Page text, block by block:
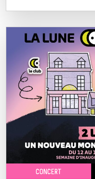
CONCERT